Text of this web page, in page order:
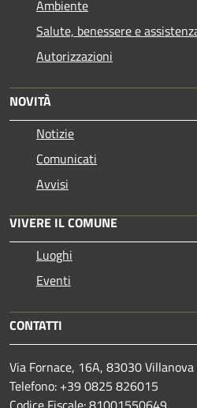
Ambiente
Salute, benessere e
Autorizzazioni
NOVITÀ
Notizie
Comunicati
Avvisi
VIVERE IL COMUNE
Luoghi
Eventi
CONTATTI
Via Fornace, 16A, 83030
Telefono: +39 0825 826015